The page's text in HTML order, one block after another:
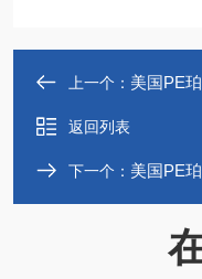
上一个： 美国PE
返回列表
下一个： 美国PE